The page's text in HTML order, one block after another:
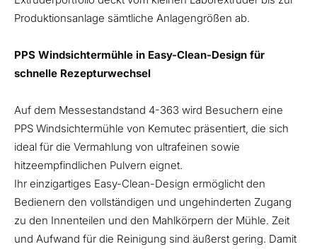
Produktionsanlage sämtliche Anlagengrößen ab.
PPS Windsichtermühle in Easy-Clean-Design für
schnelle Rezepturwechsel
Auf dem Messestandstand 4-363 wird Besuchern eine
PPS Windsichtermühle von Kemutec präsentiert, die sich
ideal für die Vermahlung von ultrafeinen sowie
hitzeempfindlichen Pulvern eignet.
Ihr einzigartiges Easy-Clean-Design ermöglicht den
Bedienern den vollständigen und ungehinderten Zugang
zu den Innenteilen und den Mahlkörpern der Mühle. Zeit
und Aufwand für die Reinigung sind äußerst gering. Damit